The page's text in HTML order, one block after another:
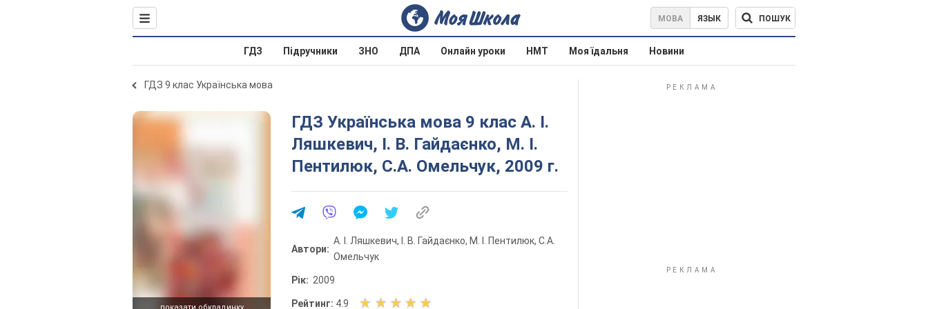
МОВА ЯЗЫК ПОШУК
ГДЗ Підручники ЗНО ДПА Онлайн уроки НМТ Моя їдальня Новини
ГДЗ 9 клас Українська мова
ГДЗ Українська мова 9 клас А. І.
Ляшкевич, І. В. Гайдаєнко, М. І.
Пентилюк, С.А. Омельчук, 2009 г.
Автори:
А. І. Ляшкевич, І. В. Гайдаєнко, М. І. Пентилюк, С.А.
Омельчук
Рік: 2009
Рейтинг: 4.9
О